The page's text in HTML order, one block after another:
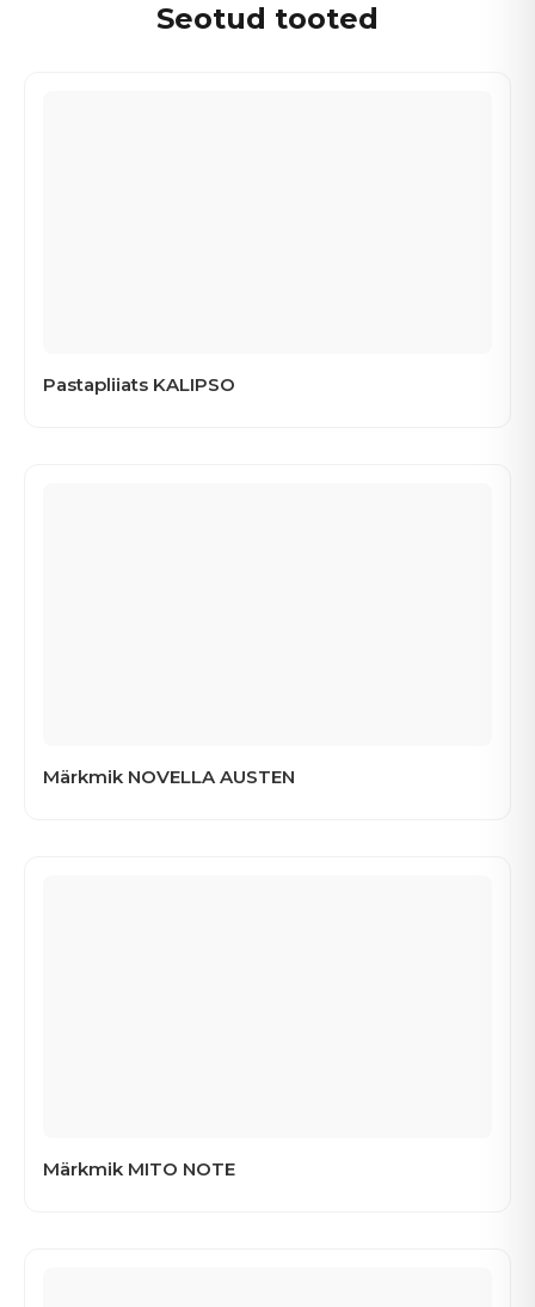
Seotud tooted
Pastapliiats KALIPSO
Märkmik NOVELLA AUSTEN
Märkmik MITO NOTE